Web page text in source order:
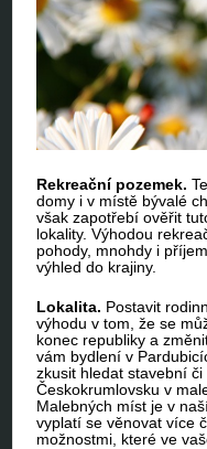
Rekreační pozemek.
domy i v místě bývalé
však zapotřebí ověřit
lokality. Výhodou
pohody, mnohdy i
výhled do krajiny.
Lokalita. Postavit
výhodu v tom, že se
konec republiky a
vám bydlení v
zkusit hledat stavební
Českokrumlovsku v
Malebných míst je v
vyplatí se věnovat více
možnostmi, které ve